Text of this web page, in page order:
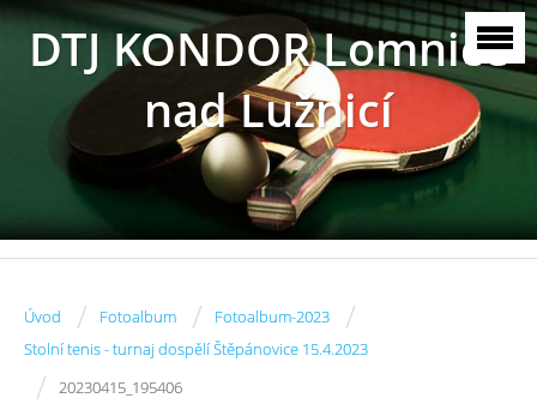
DTJ KONDOR Lomnice
nad Lužnicí
Úvod / Fotoalbum / Fotoalbum-2023 /
Stolní tenis - turnaj dospělí Štěpánovice 15.4.2023
/ 20230415_195406